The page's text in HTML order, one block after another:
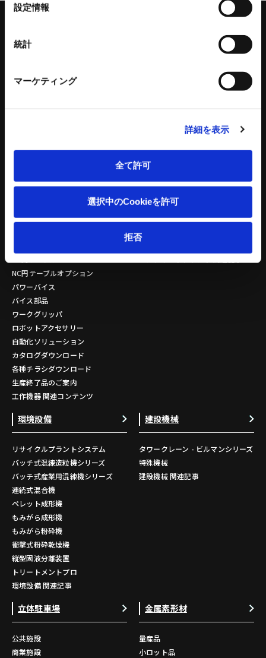
設定情報
統計
マーケティング
詳細を表示
全て許可
選択中のCookieを許可
拒否
工作機器
アドバンスチャック
チャック部品
NC円テーブルオプション
パワーバイス
バイス部品
ワークグリッパ
ロボットアクセサリー
自動化ソリューション
カタログダウンロード
各種チラシダウンロード
生産終了品のご案内
工作機器 関連コンテンツ
コンクリートプラント
操作盤
プラント水処理設備
プラント付帯設備
環境設備
リサイクルプラントシステム
バッチ式混練造粒機シリーズ
バッチ式産業用混練機シリーズ
連続式混合機
ペレット成形機
もみがら成形機
もみがら粉砕機
衝撃式粉砕乾燥機
縦型固液分離装置
トリートメントプロ
環境設備 関連記事
建設機械
タワークレーン - ビルマンシリーズ
特殊機械
建設機械 関連記事
立体駐車場
公共施設
商業施設
金属素形材
量産品
小ロット品